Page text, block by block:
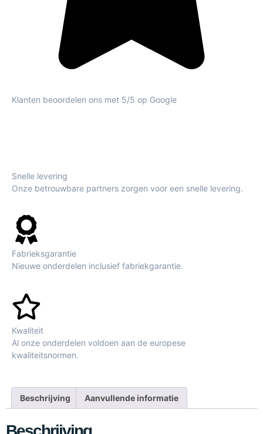
Klanten beoordelen ons met 5/5 op Google
Snelle levering
Onze betrouwbare partners zorgen voor een snelle levering.
Fabrieksgarantie
Nieuwe onderdelen inclusief fabriekgarantie.
Kwaliteit
Al onze onderdelen voldoen aan de europese
kwaliteitsnormen.
Beschrijving Aanvullende informatie